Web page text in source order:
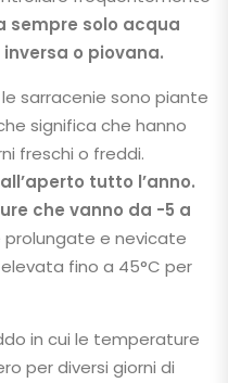
sempre solo acqua
o piovana.
le sarracenie sono piante
significa che hanno
freschi o freddi.
tutto l’anno.
che vanno da -5 a
e nevicate
fino a 45°C per
in cui le temperature
per diversi giorni di